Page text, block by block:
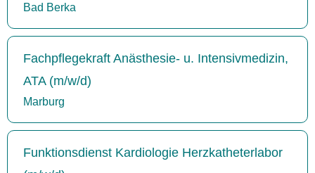
Bad Berka
Fachpflegekraft Anästhesie- u. Intensivmedizin,
ATA (m/w/d)
Marburg
Funktionsdienst Kardiologie Herzkatheterlabor